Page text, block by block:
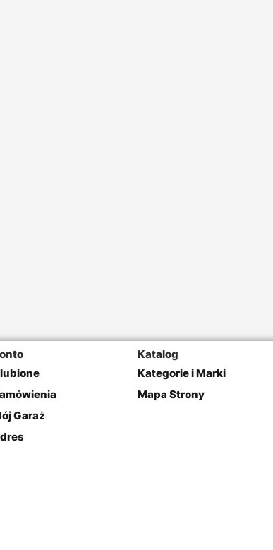
Garaż
Katalog
Kategorie i Marki
Mapa Strony